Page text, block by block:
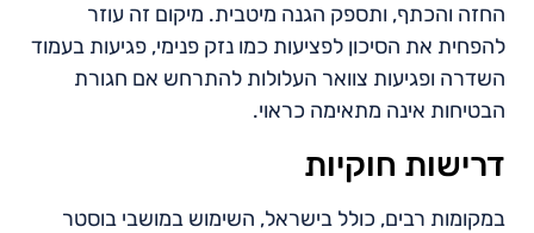
החזה והכתף, ותספק הגנה מיטבית. מיקום זה עוזר
להפחית את הסיכון לפציעות כמו נזק פנימי, פגיעות בעמוד
השדרה ופגיעות צוואר העלולות להתרחש אם חגורת
הבטיחות אינה מתאימה כראוי.
דרישות חוקיות
במקומות רבים, כולל בישראל, השימוש במושבי בוסטר